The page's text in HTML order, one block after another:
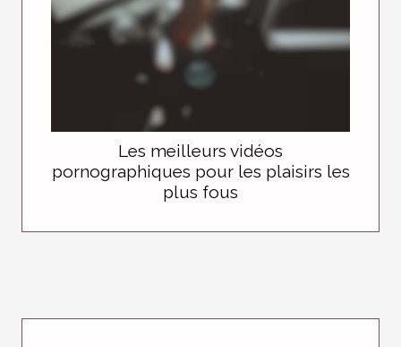
Les meilleurs vidéos
pornographiques pour les plaisirs les
plus fous